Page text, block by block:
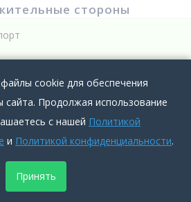
стороны
стороны
ниже рыночных.
комментарий
cookie для обеспечения
сайта. Продолжая использование
с нашей Политикой
и Политикой конфиденциальности.
Принять